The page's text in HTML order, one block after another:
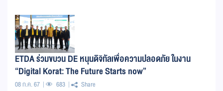
ETDA ร่วมขบวน DE หนุนดิจิทัลเพื่อความปลอดภัย ในงาน
“Digital Korat: The Future Starts now”
08 ก.ค. 67 683 Share